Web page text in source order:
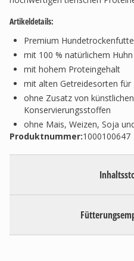
Artikeldetails:
Premium
mit 100 % natürlichem Huhn
mit hohem Proteingehalt
mit alten Getreidesorten für
ohne Zusatz von
Konservierungsstoffen
ohne Mais, Weizen, Soja
Produktnummer:1000100647